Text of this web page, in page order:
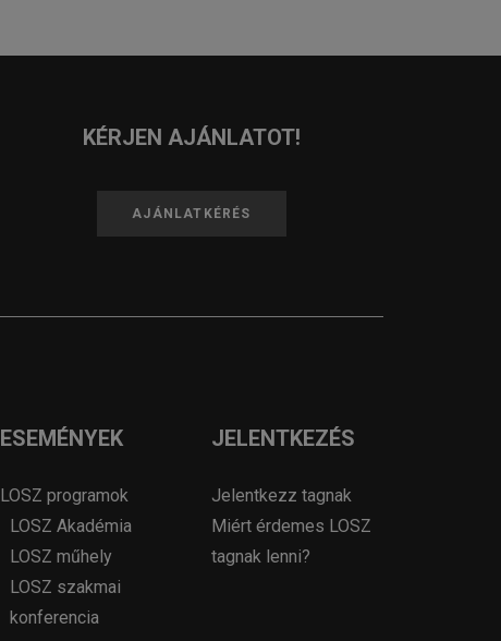
KÉRJEN AJÁNLATOT!
AJÁNLATKÉRÉS
ESEMÉNYEK
LOSZ programok
LOSZ Akadémia
LOSZ műhely
LOSZ szakmai
konferencia
JELENTKEZÉS
Jelentkezz tagnak
Miért érdemes LOSZ
tagnak lenni?